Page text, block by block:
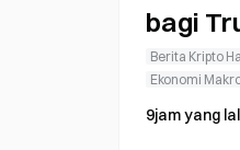
bagi
Berita Kripto
Ekonomi
9jam yang